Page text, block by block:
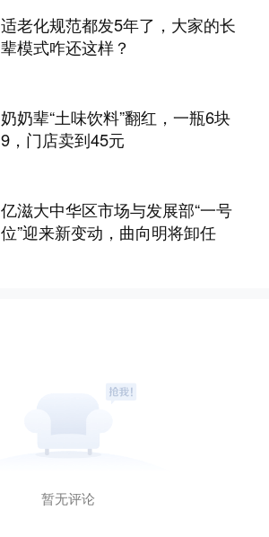
适老化规范都发5年了，大家的长
辈模式咋还这样？
奶奶辈“土味饮料”翻红，一瓶6块
9，门店卖到45元
亿滋大中华区市场与发展部“一号
位”迎来新变动，曲向明将卸任
暂无评论